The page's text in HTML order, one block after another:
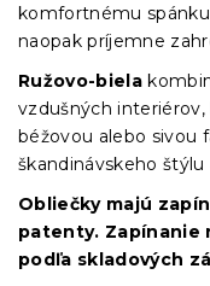
komfortnému
naopak príjemne
Ružovo-biela
vzdušných
béžovou alebo sivou
škandinávskeho štýlu
Obliečky majú
patenty. Zapínanie
podľa skladových